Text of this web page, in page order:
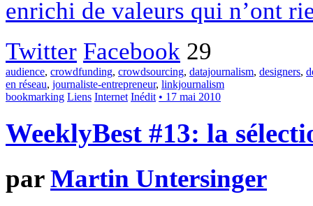
enrichi de valeurs qui n’ont
Twitter Facebook 29
audience, crowdfunding, crowdsourcing, datajournalism, designers,
en réseau, journaliste-entrepreneur, linkjournalism
bookmarking Liens Internet Inédit • 17 mai 2010
WeeklyBest #13: la
parMartin Untersinger